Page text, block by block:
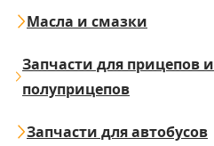
Масла и смазки
Запчасти для прицепов и
полуприцепов
Запчасти для автобусов